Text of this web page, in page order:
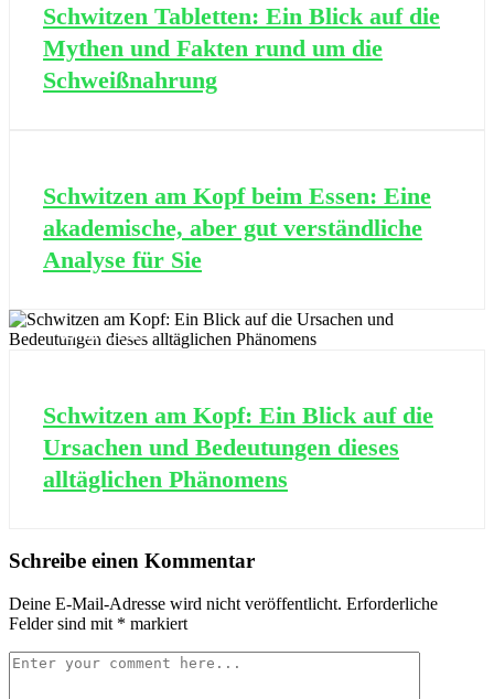
Schwitzen Tabletten: Ein Blick auf die
Mythen und Fakten rund um die
Schweißnahrung
Schwitzen am Kopf beim Essen: Eine
akademische, aber gut verständliche
Analyse für Sie
03 AUG., 2025
Schwitzen am Kopf: Ein Blick auf die
Ursachen und Bedeutungen dieses
alltäglichen Phänomens
Schreibe einen Kommentar
Deine E-Mail-Adresse wird nicht veröffentlicht. Erforderliche
Felder sind mit * markiert